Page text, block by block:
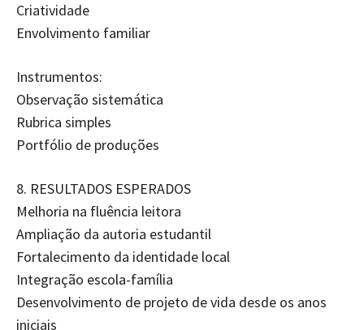
Criatividade
Envolvimento familiar
Instrumentos:
Observação sistemática
Rubrica simples
Portfólio de produções
8.⁠ ⁠RESULTADOS ESPERADOS
Melhoria na fluência leitora
Ampliação da autoria estudantil
Fortalecimento da identidade local
Integração escola-família
Desenvolvimento de projeto de vida desde os anos
iniciais